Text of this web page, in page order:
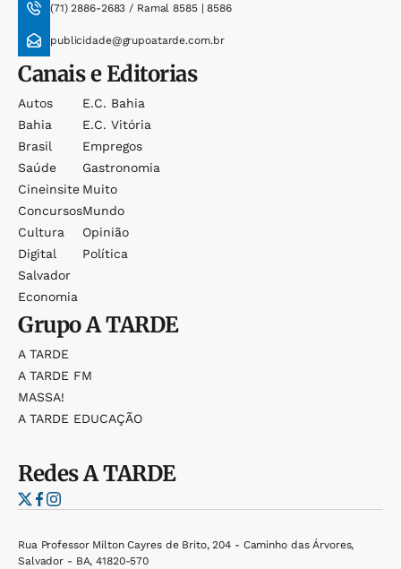
(71) 2886-2683 / Ramal 8585 | 8586
publicidade@grupoatarde.com.br
Canais e Editorias
Autos
Bahia
Brasil
Saúde
Cineinsite
Concursos
Cultura
Digital
Salvador
Economia
E.c. Bahia
E.c. Vitória
Empregos
Gastronomia
Muito
Mundo
Opinião
Política
GrupoA TARDE
A TARDE
A TARDE FM
MASSA!
A TARDE EDUCAÇÃO
RedesA TARDE
Rua Professor Milton Cayres de Brito, 204 - Caminho das Árvores,
Salvador - BA, 41820-570